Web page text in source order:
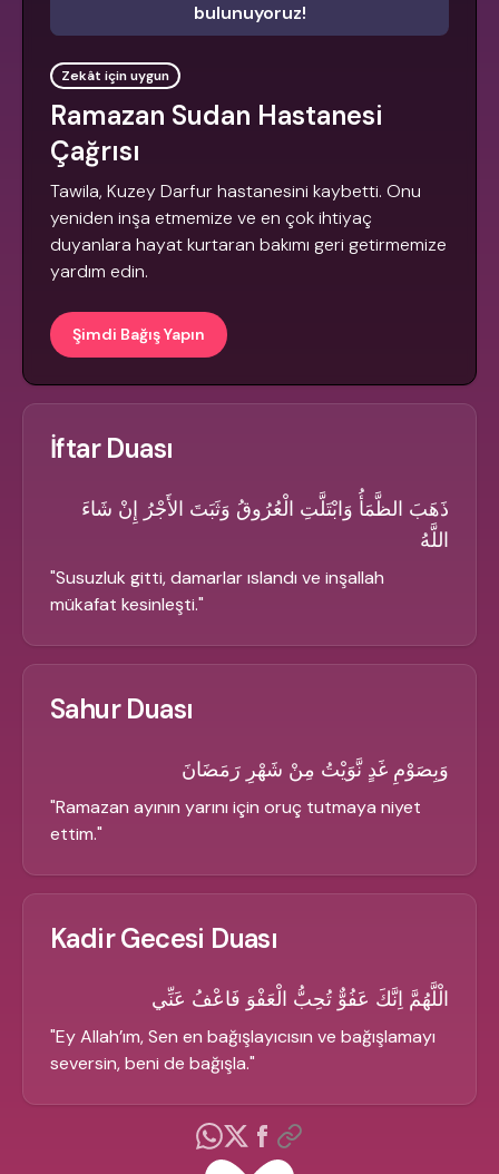
bulunuyoruz!
Zekât için uygun
Ramazan Sudan Hastanesi
Çağrısı
Tawila, Kuzey Darfur hastanesini kaybetti. Onu
yeniden inşa etmemize ve en çok ihtiyaç
duyanlara hayat kurtaran bakımı geri getirmemize
yardım edin.
Şimdi Bağış Yapın
İftar Duası
ذَهَبَ الظَّمَأُ وَابْتَلَّتِ الْعُرُوقُ وَثَبَتَ الأَجْرُ إِنْ شَاءَ
اللَّهُ
"Susuzluk gitti, damarlar ıslandı ve inşallah
mükafat kesinleşti."
Sahur Duası
وَبِصَوْمِ غَدٍ نَّوَيْتُ مِنْ شَهْرِ رَمَضَانَ
"Ramazan ayının yarını için oruç tutmaya niyet
ettim."
Kadir Gecesi Duası
الْلَّهُمَّ اِنَّكَ عَفُوٌّ تُحِبُّ الْعَفْوَ فَاعْفُ عَنِّي
"Ey Allah’ım, Sen en bağışlayıcısın ve bağışlamayı
seversin, beni de bağışla."